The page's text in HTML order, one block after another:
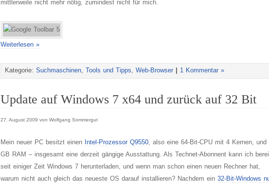
mittlerweile nicht mehr nötig, zumindest nicht für mich.
Weiterlesen »
Kategorie: Suchmaschinen, Tools und Tipps, Web-Browser 1 Kommentar »
Update auf Windows 7 x64 und zurück auf 32 Bit
27. August 2009 von Wolfgang Sommergut
Mein neuer PC besitzt einen Intel-Prozessor Q9550, also eine 64-Bit-CPU mit 4 Kernen, und
GB RAM – insgesamt eine derzeit gängige Ausstattung. Als Technet-Abonnent kann ich
seit einiger Zeit Windows 7 herunterladen, und wenn man schon einen neuen Rechner hat,
warum nicht auch gleich das neueste OS darauf installieren? Nachdem ein 32-Bit-Windows